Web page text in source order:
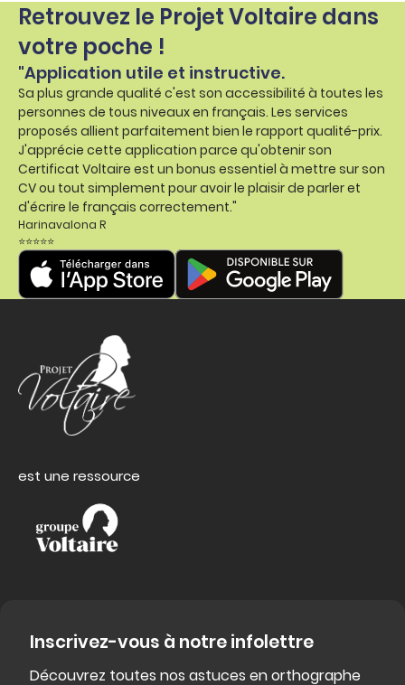
Retrouvez le Projet Voltaire dans
votre poche !
"Application utile et instructive.
Sa plus grande qualité c'est son accessibilité à toutes les
personnes de tous niveaux en français. Les services
proposés allient parfaitement bien le rapport qualité-prix.
J'apprécie cette application parce qu'obtenir son
Certificat Voltaire est un bonus essentiel à mettre sur son
CV ou tout simplement pour avoir le plaisir de parler et
d'écrire le français correctement."
Harinavalona R
⭐⭐⭐⭐⭐
est une ressource
Inscrivez-vous à notre infolettre
Découvrez toutes nos astuces en orthographe